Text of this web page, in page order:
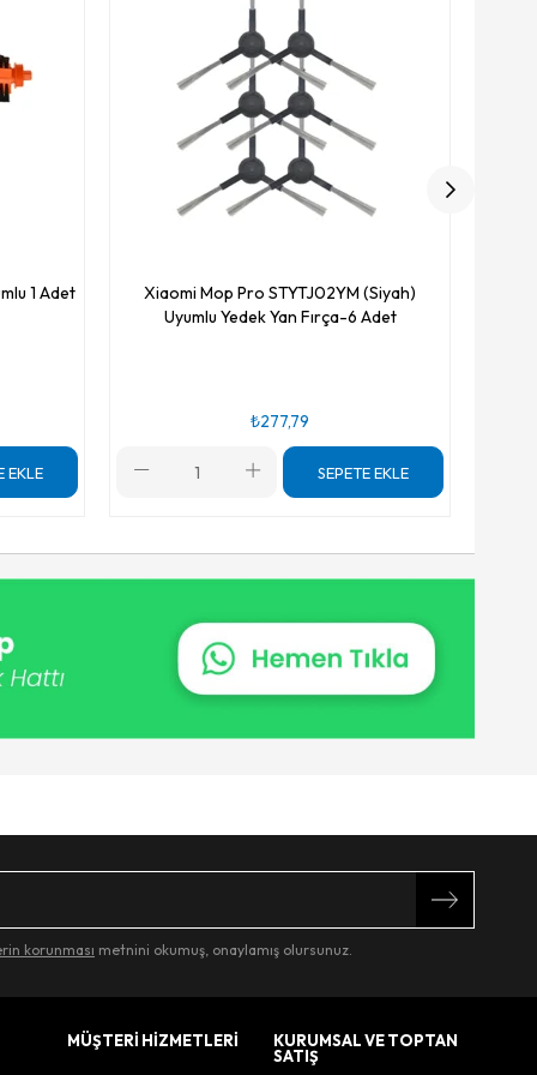
1 Adet
EKLE
Xiaomi Mop Pro STYTJ02YM (Siyah)
Uyumlu Yedek Yan Fırça-6 Adet
₺277,79
SEPETE EKLE
korunması metnini okumuş, onaylamış olursunuz.
MÜŞTERİ HİZMETLERİ
KURUMSAL VE TOPTAN
SATIŞ